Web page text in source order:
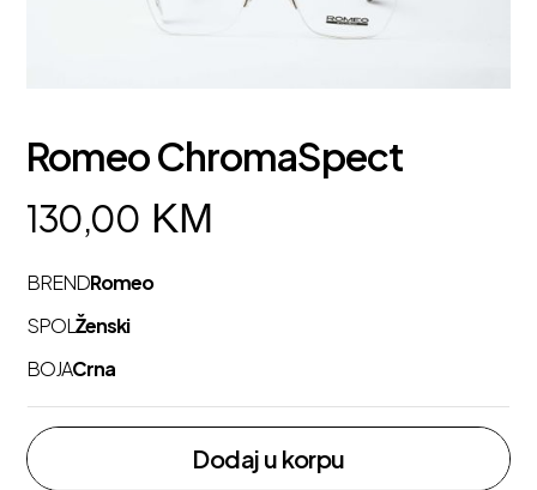
Romeo ChromaSpect
130,00 KM
BRENDRomeo
SPOLŽenski
BOJACrna
Dodaj u korpu